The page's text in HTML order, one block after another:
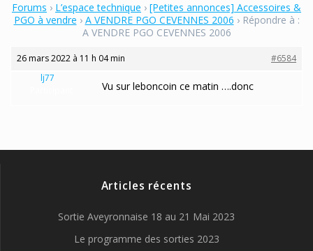
Forums › L’espace technique › [Petites annonces] Accessoires &
PGO à vendre › A VENDRE PGO CEVENNES 2006 › Répondre à :
A VENDRE PGO CEVENNES 2006
26 mars 2022 à 11 h 04 min
#6584
lj77
Vu sur leboncoin ce matin ….donc
Articles récents
Sortie Aveyronnaise 18 au 21 Mai 2023
Le programme des sorties 2023